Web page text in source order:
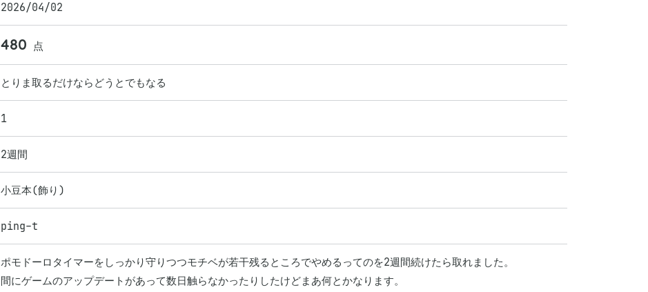
2026/04/02
480 点
とりま取るだけならどうとでもなる
1
2週間
小豆本(飾り)
ping-t
ポモドーロタイマーをしっかり守りつつモチベが若干残るところでやめるってのを2週間続けたら取れました。
間にゲームのアップデートがあって数日触らなかったりしたけどまあ何とかなります。